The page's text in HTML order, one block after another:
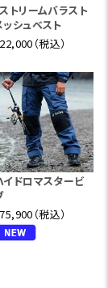
トリームバラスト
ッシュベスト
（税込）
イドロマスタービ
（税込）